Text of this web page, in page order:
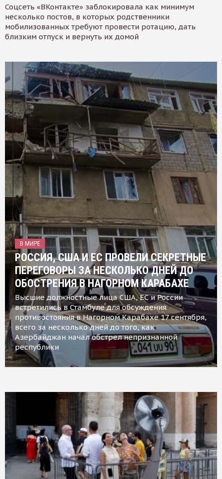
Соцсеть «ВКонтакте» заблокировала как минимум
несколько постов, в которых родственники
мобилизованных требуют провести ротацию, дать
близким отпуск и вернуть их домой
В МИРЕ
РОССИЯ, США И ЕС ПРОВЕЛИ СЕКРЕТНЫЕ
ПЕРЕГОВОРЫ ЗА НЕСКОЛЬКО ДНЕЙ ДО
ОБОСТРЕНИЯ В НАГОРНОМ КАРАБАХЕ
Высшие должностные лица США, ЕС и России
встретились в Стамбуле для обсуждения
противостояния в Нагорном Карабахе 17 сентября,
всего за несколько дней до того, как
Азербайджан начал обстрел непризнанной
республики